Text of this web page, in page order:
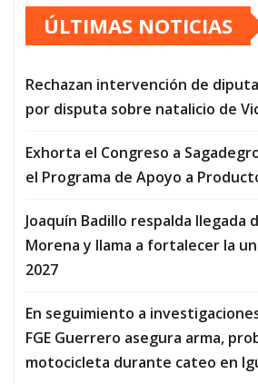
ÚLTIMAS NOTICIAS
Rechazan intervención de
por disputa sobre natalicio de
Exhorta el Congreso a
el Programa de Apoyo a
Joaquín Badillo respalda llegada
Morena y llama a fortalecer la
2027
En seguimiento a
FGE Guerrero asegura arma,
motocicleta durante cateo en